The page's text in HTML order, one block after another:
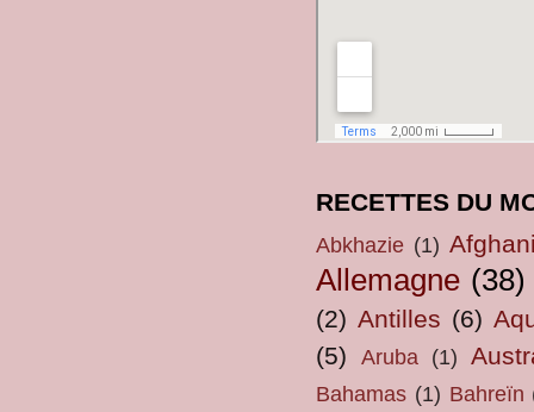
RECETTES DU
Abkhazie (1)
Allemagne (38)
(2) Antilles (6)
(5)
Aruba (1)
Bahamas (1) Bahreïn